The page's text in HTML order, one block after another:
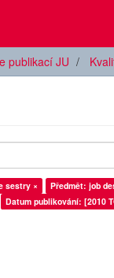
publikací JU
sestry × Předmět: job
Datum publikování: [2010